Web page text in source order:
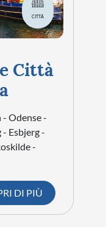
CITTÀ
Città
- Odense -
Esbjerg -
-
DI PIÙ